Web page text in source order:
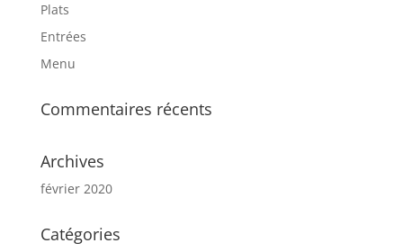
Plats
Entrées
Menu
Commentaires récents
Archives
février 2020
Catégories